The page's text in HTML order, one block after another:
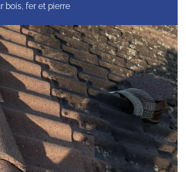
bois, fer et pierre